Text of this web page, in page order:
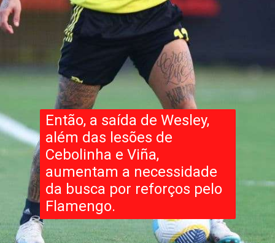
Então, a saída de Wesley,
além das lesões de
Cebolinha e Viña,
aumentam a necessidade
da busca por reforços pelo
Flamengo.